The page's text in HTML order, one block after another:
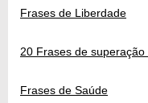
Frases de Liberdade
20 Frases de
Frases de Saúde